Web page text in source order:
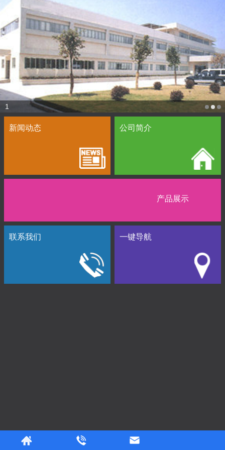
1
新闻动态 公司简介
产品展示
联系我们 一键导航